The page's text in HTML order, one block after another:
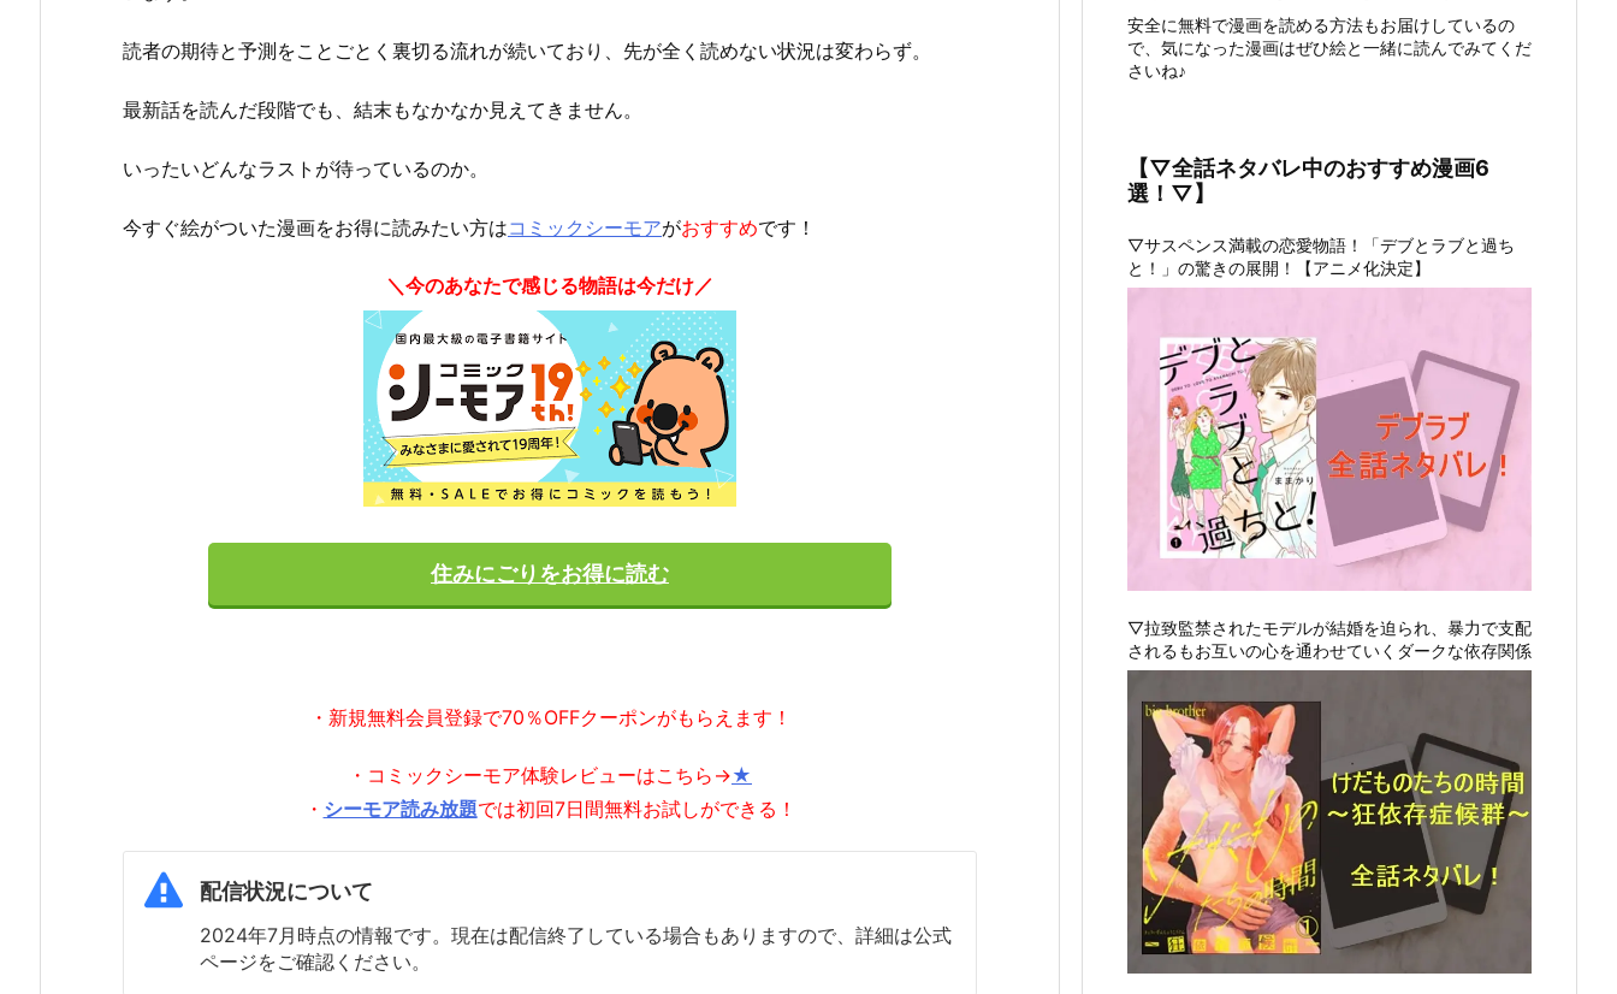
読者の期待と予測をことごとく裏切る流れが続いており、先が全く読めない状況は変わらず。
最新話を読んだ段階でも、結末もなかなか見えてきません。
いったいどんなラストが待っているのか。
今すぐ絵がついた漫画をお得に読みたい方はコミックシーモアがおすすめです！
＼今のあなたで感じる物語は今だけ／
住みにごりをお得に読む
・新規無料会員登録で70％OFFクーポンがもらえます！
・コミックシーモア体験レビューはこちら→★
・ シーモア読み放題では初回7日間無料お試しができる！
配信状況について
2024年7月時点の情報です。現在は配信終了している場合もありますので、詳細は公式
ページをご確認ください。
安全に無料で漫画を読める方法もお届けしているの
で、気になった漫画はぜひ絵と一緒に読んでみてくだ
さいね♪
【▽全話ネタバレ中のおすすめ漫画6
選！▽】
▽サスペンス満載の恋愛物語！「デブとラブと過ち
と！」の驚きの展開！【アニメ化決定】
▽拉致監禁されたモデルが結婚を迫られ、暴力で支配
されるもお互いの心を通わせていくダークな依存関係